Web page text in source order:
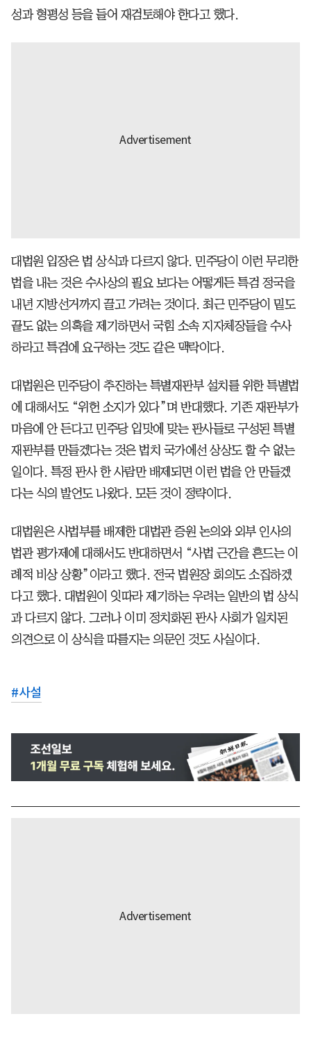
성과 형평성 등을 들어 재검토해야 한다고 했다.
대법원 입장은 법 상식과 다르지 않다. 민주당이 이런 무리한
법을 내는 것은 수사상의 필요 보다는 어떻게든 특검 정국을
내년 지방선거까지 끌고 가려는 것이다. 최근 민주당이 밑도
끝도 없는 의혹을 제기하면서 국힘 소속 지자체장들을 수사
하라고 특검에 요구하는 것도 같은 맥락이다.
대법원은 민주당이 추진하는 특별재판부 설치를 위한 특별법
에 대해서도 “위헌 소지가 있다”며 반대했다. 기존 재판부가
마음에 안 든다고 민주당 입맛에 맞는 판사들로 구성된 특별
재판부를 만들겠다는 것은 법치 국가에선 상상도 할 수 없는
일이다. 특정 판사 한 사람만 배제되면 이런 법을 안 만들겠
다는 식의 발언도 나왔다. 모든 것이 정략이다.
대법원은 사법부를 배제한 대법관 증원 논의와 외부 인사의
법관 평가제에 대해서도 반대하면서 “사법 근간을 흔드는 이
례적 비상 상황”이라고 했다. 전국 법원장 회의도 소집하겠
다고 했다. 대법원이 잇따라 제기하는 우려는 일반의 법 상식
과 다르지 않다. 그러나 이미 정치화된 판사 사회가 일치된
의견으로 이 상식을 따를지는 의문인 것도 사실이다.
#사설